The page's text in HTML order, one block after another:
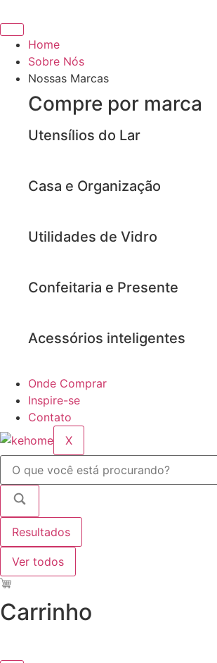
para
conteúdo
Home
Sobre Nós
Nossas Marcas
Compre por marca
Utensílios do Lar
Casa e Organização
Utilidades de Vidro
Confeitaria e Presente
Acessórios inteligentes
Onde Comprar
Inspire-se
Contato
X
Pesquisar
Resultados
Ver todos
Carrinho